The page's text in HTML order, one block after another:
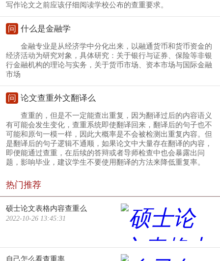
写作论文之前应该仔细阅读学校公布的查重要求。
问 什么是金融学
金融专业是从经济学中分化出来，以融通货币和货币资金的
经济活动为研究对象，具体研究：关于银行与证券、保险等非银
行金融机构的理论与实务，关于货币市场、资本市场与国际金融
市场
问 论文查重外文翻译么
查重的，但是不一定能查出重复，因为翻译过后的内容语义
有可能会发生变化，查重系统即使翻译回来，翻译后的句子也不
可能和原句一模一样，因此大概率是不会被检测出重复内容。但
是翻译后的句子逻辑不通顺，如果论文中大量存在翻译的内容，
即便能通过查重，在后续的答辩或者导师检查中也会暴露出问
题，影响毕业，建议学生不要使用翻译的方法来降低重复率。
热门推荐
硕士论文表格内容查重么
2022-10-26 13:45:31
自己怎么看查重率